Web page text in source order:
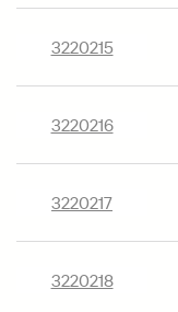
3220215
3220216
3220217
3220218